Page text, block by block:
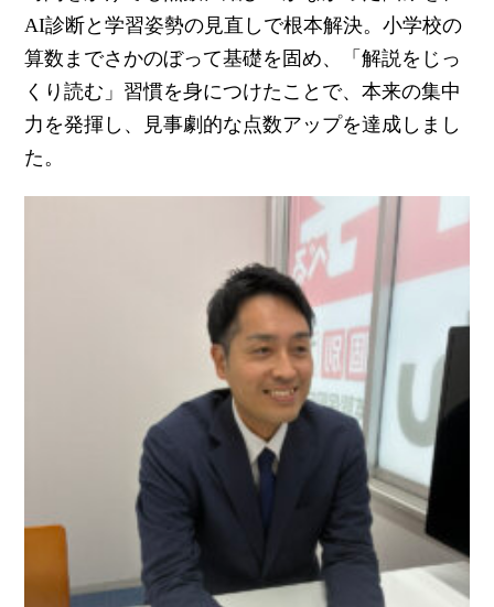
AI診断と学習姿勢の見直しで根本解決。小学校の
算数までさかのぼって基礎を固め、「解説をじっ
くり読む」習慣を身につけたことで、本来の集中
力を発揮し、見事劇的な点数アップを達成しまし
た。